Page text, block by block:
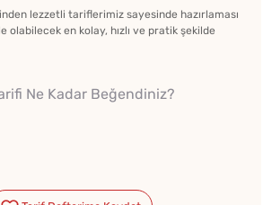
lezzetli tariflerimiz sayesinde hazırlaması
olabilecek en kolay, hızlı ve pratik şekilde
Ne Kadar Beğendiniz?